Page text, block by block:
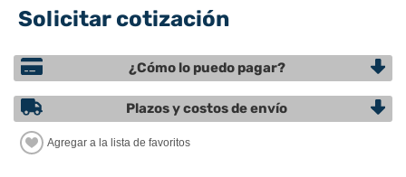
Solicitar cotización
¿Cómo lo puedo pagar?
Plazos y costos de envío